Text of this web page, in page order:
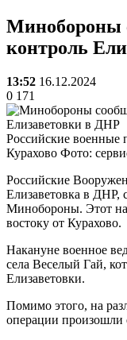
Минобороны
контроль
13:52 16.12.2024
0 171
Российские военные
Курахово Фото:
Российские
Елизаветовка в ДНР,
Минобороны. Этот
востоку от Курахово.
Накануне военное
села Веселый Гай,
Елизаветовки.
Помимо этого, на
операции